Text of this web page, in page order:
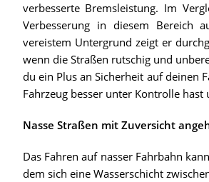
verbesserte Bremsleistung. Im
Verbesserung in diesem Bereich
vereistem Untergrund zeigt er
wenn die Straßen rutschig und
du ein Plus an Sicherheit auf deinen
Fahrzeug besser unter Kontrolle
Nasse Straßen mit Zuversicht
Das Fahren auf nasser Fahrbahn
dem sich eine Wasserschicht